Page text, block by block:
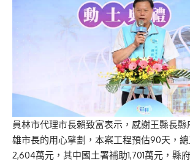
員林市代理市長賴致富表示，感謝王縣長
雄市長的用心擘劃，本案工程預估90天，
2,604萬元，其中國土署補助1,701萬元，縣